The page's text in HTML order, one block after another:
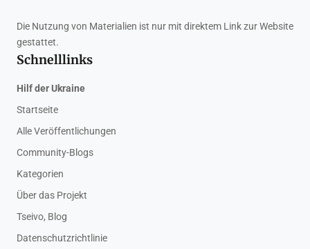
Die Nutzung von Materialien ist nur mit direktem Link zur Website
gestattet.
Schnelllinks
Hilf der Ukraine
Startseite
Alle Veröffentlichungen
Community-Blogs
Kategorien
Über das Projekt
Tseivo, Blog
Datenschutzrichtlinie